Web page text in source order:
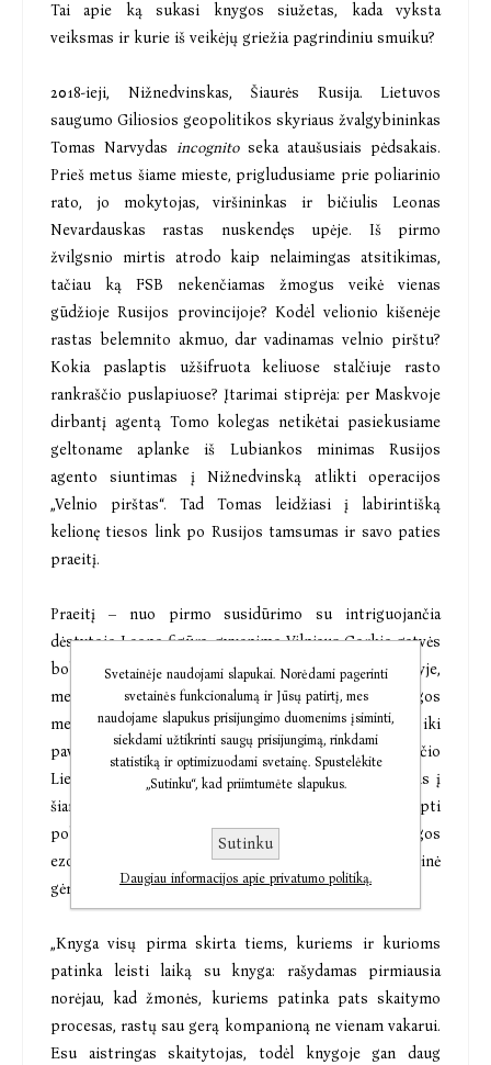
Tai apie ką sukasi knygos siužetas, kada vyksta
veiksmas ir kurie iš veikėjų griežia pagrindiniu smuiku?
2018-ieji, Nižnedvinskas, Šiaurės Rusija. Lietuvos
saugumo Giliosios geopolitikos skyriaus žvalgybininkas
Tomas Narvydas incognitoseka ataušusiais pėdsakais.
Prieš metus šiame mieste, prigludusiame prie poliarinio
rato, jo mokytojas, viršininkas ir bičiulis Leonas
Nevardauskas rastas nuskendęs upėje. Iš pirmo
žvilgsnio mirtis atrodo kaip nelaimingas atsitikimas,
tačiau ką FSB nekenčiamas žmogus veikė vienas
gūdžioje Rusijos provincijoje? Kodėl velionio kišenėje
rastas belemnito akmuo, dar vadinamas velnio pirštu?
Kokia paslaptis užšifruota keliuose stalčiuje rasto
rankraščio puslapiuose? Įtarimai stiprėja: per Maskvoje
dirbantį agentą Tomo kolegas netikėtai pasiekusiame
geltoname aplanke iš Lubiankos minimas Rusijos
agento siuntimas į Nižnedvinską atlikti operacijos
„Velnio pirštas“. Tad Tomas leidžiasi į labirintišką
kelionę tiesos link po Rusijos tamsumas ir savo paties
praeitį.
Praeitį – nuo pirmo susidūrimo su intriguojančia
dėstytojo Leono figūra, gyvenimo Vilniaus Gorkio gatvės
bohemos kavinėse Nepriklausomybės priešaušryje,
medievistikos studijų, meilės be atsako mįslingos
melancholijos paženklintai gražuolei Monikai iki
pavojingų žvalgybos operacijų 10-ojo dešimtmečio
Lietuvoje ir jųdviejų su Leonu bandymo atverti duris į
šiandienos Didžiojo Žaidimo pasaulį. Jame veša slapti
politiniai judėjimai, sąmokslo teorijos, priešų pastangos
ezoteriniais būdais pavergti protus – ir verda giluminė
gėrio ir tamsos kova.
„Knyga visų pirma skirta tiems, kuriems ir kurioms
patinka leisti laiką su knyga: rašydamas pirmiausia
norėjau, kad žmonės, kuriems patinka pats skaitymo
procesas, rastų sau gerą kompanioną ne vienam vakarui.
Esu aistringas skaitytojas, todėl knygoje gan daug
Svetainėje naudojami slapukai. Norėdami pagerinti
svetainės funkcionalumą ir Jūsų patirtį, mes
naudojame slapukus prisijungimo duomenims įsiminti,
siekdami užtikrinti saugų prisijungimą, rinkdami
statistiką ir optimizuodami svetainę. Spustelėkite
„Sutinku“, kad priimtumėte slapukus.
Sutinku
Daugiau informacijos apie privatumo politiką.